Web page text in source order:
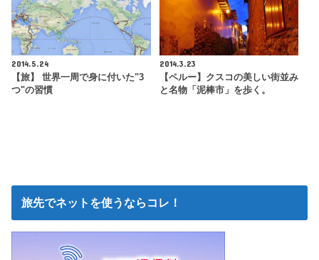
2014.5.24
【旅】 世界一周で身に付いた"3
つ"の習慣
2014.3.23
【ペルー】クスコの美しい街並み
と名物「泥棒市」を歩く。
旅先でネットを使うならコレ！